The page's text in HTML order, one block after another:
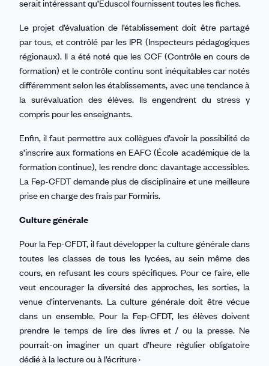
serait intéressant qu’Eduscol fournissent toutes les fiches.
Le projet d’évaluation de l’établissement doit être partagé
par tous, et contrôlé par les IPR (Inspecteurs pédagogiques
régionaux). Il a été noté que les CCF (Contrôle en cours de
formation) et le contrôle continu sont inéquitables car notés
différemment selon les établissements, avec une tendance à
la surévaluation des élèves. Ils engendrent du stress y
compris pour les enseignants.
Enfin, il faut permettre aux collègues d’avoir la possibilité de
s’inscrire aux formations en EAFC (École académique de la
formation continue), les rendre donc davantage accessibles.
La Fep-CFDT demande plus de disciplinaire et une meilleure
prise en charge des frais par Formiris.
Culture générale
Pour la Fep-CFDT, il faut développer la culture générale dans
toutes les classes de tous les lycées, au sein même des
cours, en refusant les cours spécifiques. Pour ce faire, elle
veut encourager la diversité des approches, les sorties, la
venue d’intervenants. La culture générale doit être vécue
dans un ensemble. Pour la Fep-CFDT, les élèves doivent
prendre le temps de lire des livres et / ou la presse. Ne
pourrait-on imaginer un quart d’heure régulier obligatoire
dédié à la lecture ou à l’écriture ·